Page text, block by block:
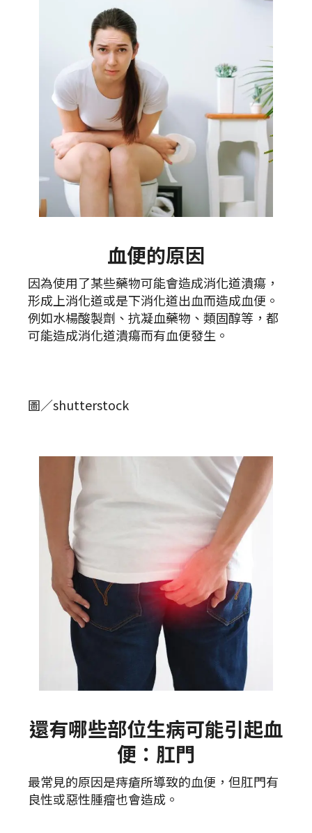
血便的原因
因為使用了某些藥物可能會造成消化道潰瘍，
形成上消化道或是下消化道出血而造成血便。
例如水楊酸製劑、抗凝血藥物、類固醇等，都
可能造成消化道潰瘍而有血便發生。
圖／shutterstock
還有哪些部位生病可能引起血
便：肛門
最常見的原因是痔瘡所導致的血便，但肛門有
良性或惡性腫瘤也會造成。